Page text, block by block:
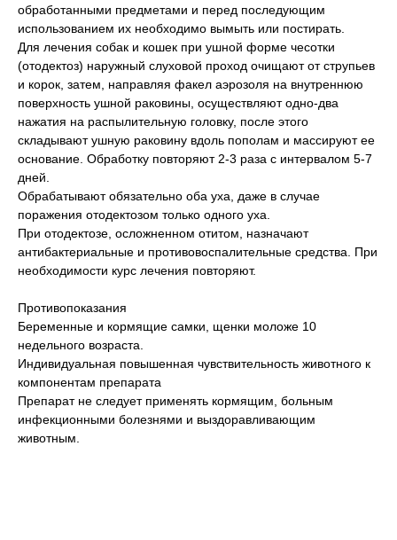
обработанными предметами и перед последующим
использованием их необходимо вымыть или постирать.
Для лечения собак и кошек при ушной форме чесотки
(отодектоз) наружный слуховой проход очищают от струпьев
и корок, затем, направляя факел аэрозоля на внутреннюю
поверхность ушной раковины, осуществляют одно-два
нажатия на распылительную головку, после этого
складывают ушную раковину вдоль пополам и массируют ее
основание. Обработку повторяют 2-3 раза с интервалом 5-7
дней.
Обрабатывают обязательно оба уха, даже в случае
поражения отодектозом только одного уха.
При отодектозе, осложненном отитом, назначают
антибактериальные и противовоспалительные средства. При
необходимости курс лечения повторяют.
Противопоказания
Беременные и кормящие самки, щенки моложе 10
недельного возраста.
Индивидуальная повышенная чувствительность животного к
компонентам препарата
Препарат не следует применять кормящим, больным
инфекционными болезнями и выздоравливающим
животным.